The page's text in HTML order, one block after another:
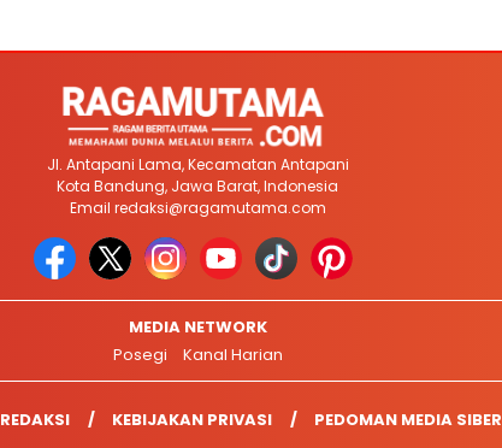
Jl. Antapani Lama, Kecamatan Antapani
Kota Bandung, Jawa Barat, Indonesia
Email redaksi@ragamutama.com
MEDIA NETWORK
Posegi
Kanal Harian
REDAKSI KEBIJAKAN PRIVASI PEDOMAN MEDIA SIBER